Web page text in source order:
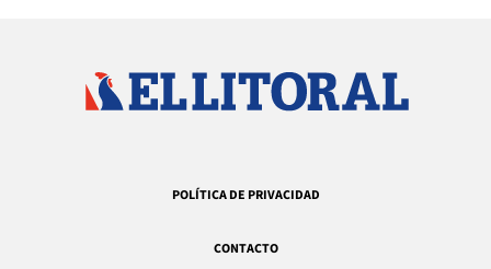
POLÍTICA DE PRIVACIDAD
CONTACTO